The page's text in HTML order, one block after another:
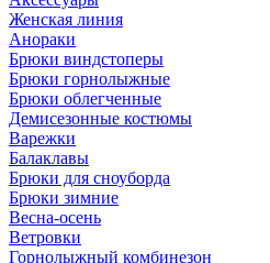
Женская линия
Анораки
Брюки виндстоперы
Брюки горнолыжные
Брюки облегченные
Демисезонные костюмы
Варежки
Балаклавы
Брюки для сноуборда
Брюки зимние
Весна-осень
Ветровки
Горнолыжный комбинезон